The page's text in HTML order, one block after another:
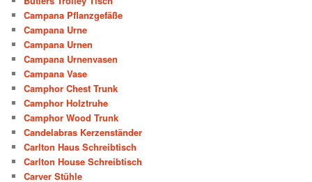
Campana Pflanzgefäße
Campana Urne
Campana Urnen
Campana Urnenvasen
Campana Vase
Camphor Chest Trunk
Camphor Holztruhe
Camphor Wood Trunk
Candelabras Kerzenständer
Carlton Haus Schreibtisch
Carlton House Schreibtisch
Carver Stühle